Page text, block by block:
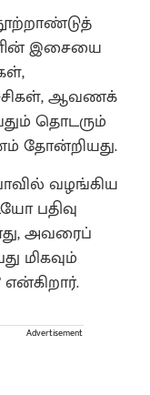
இசையை
ஆவணக்
தொடரும்
தோன்றியது.
வழங்கிய
பதிவு
அவரைப்
மிகவும்
Advertisement